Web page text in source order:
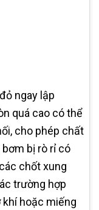
ngay lập
quá cao có thể
cho phép chất
bơm bị rò rỉ có
chốt xung
trường hợp
khí hoặc miếng